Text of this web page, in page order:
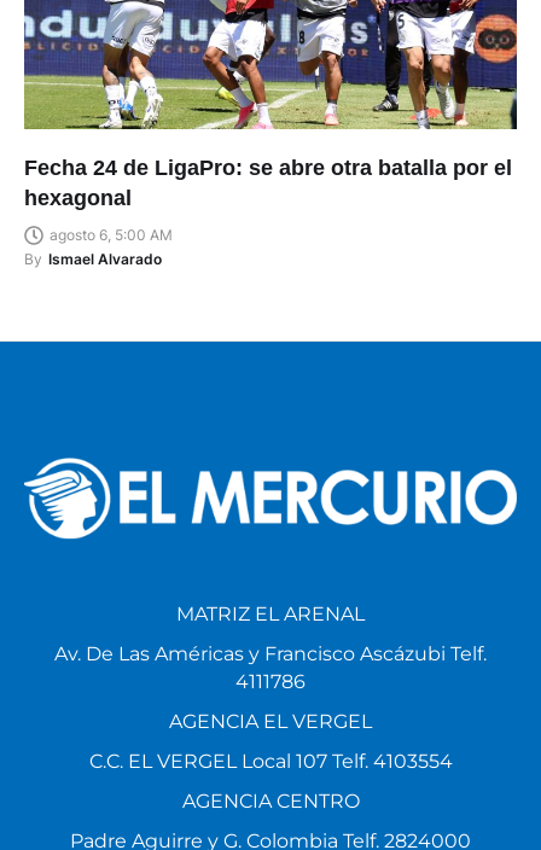
Fecha 24 de LigaPro: se abre otra batalla por el
hexagonal
agosto 6, 5:00 AM
By Ismael Alvarado
MATRIZ EL ARENAL
Av. De Las Américas y Francisco Ascázubi Telf.
4111786
AGENCIA EL VERGEL
C.C. EL VERGEL Local 107 Telf. 4103554
AGENCIA CENTRO
Padre Aguirre y G. Colombia Telf. 2824000